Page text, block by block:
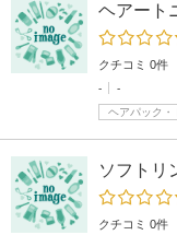
ヘアート
クチコミ 0件
-
-
ヘアパック・
ソフトリ
クチコミ 0件